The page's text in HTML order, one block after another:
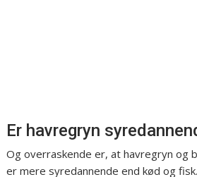
Er havregryn
Og overraskende er, at havregryn og
er mere syredannende end kød og